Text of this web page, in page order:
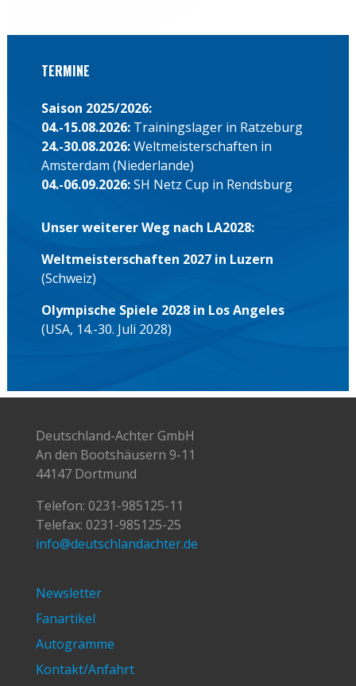
TERMINE
Saison 2025/2026:
04.-15.08.2026: Trainingslager in Ratzeburg
24.-30.08.2026:Weltmeisterschaften in
Amsterdam (Niederlande)
04.-06.09.2026:SH Netz Cup in Rendsburg
Unser weiterer Weg nach LA2028:
Weltmeisterschaften 2027 in Luzern
(Schweiz)
Olympische Spiele 2028 in Los Angeles
(USA, 14.-30. Juli 2028)
Deutschland-Achter GmbH
An den Bootshäusern 9-11
44147 Dortmund
Telefon: 0231-985125-11
Telefax: 0231-985125-25
info@deutschlandachter.de
Newsletter
Fanartikel
Autogramme
Kontakt/Anfahrt